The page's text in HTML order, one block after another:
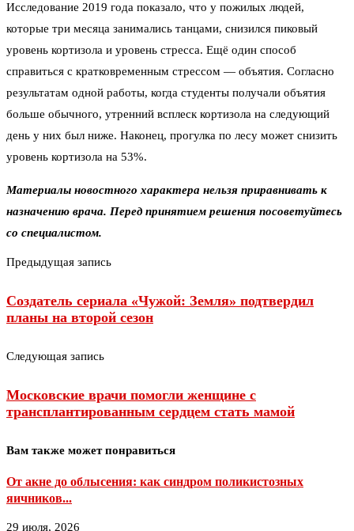
Исследование 2019 года показало, что у пожилых людей,
которые три месяца занимались танцами, снизился пиковый
уровень кортизола и уровень стресса. Ещё один способ
справиться с кратковременным стрессом — объятия. Согласно
результатам одной работы, когда студенты получали объятия
больше обычного, утренний всплеск кортизола на следующий
день у них был ниже. Наконец, прогулка по лесу может снизить
уровень кортизола на 53%.
Материалы новостного характера нельзя приравнивать к
назначению врача. Перед принятием решения посоветуйтесь
со специалистом.
Предыдущая запись
Создатель сериала «Чужой: Земля» подтвердил
планы на второй сезон
Следующая запись
Московские врачи помогли женщине с
трансплантированным сердцем стать мамой
Вам также может понравиться
От акне до облысения: как синдром поликистозных
яичников...
29 июля, 2026